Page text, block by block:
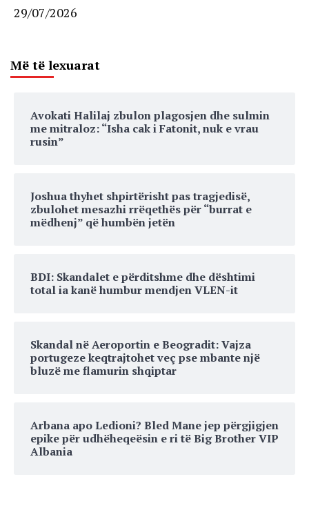
29/07/2026
Më të lexuarat
Avokati Halilaj zbulon plagosjen dhe sulmin
me mitraloz: “Isha cak i Fatonit, nuk e vrau
rusin”
Joshua thyhet shpirtërisht pas tragjedisë,
zbulohet mesazhi rrëqethës për “burrat e
mëdhenj” që humbën jetën
BDI: Skandalet e përditshme dhe dështimi
total ia kanë humbur mendjen VLEN-it
Skandal në Aeroportin e Beogradit: Vajza
portugeze keqtrajtohet veç pse mbante një
bluzë me flamurin shqiptar
Arbana apo Ledioni? Bled Mane jep përgjigjen
epike për udhëheqeësin e ri të Big Brother VIP
Albania